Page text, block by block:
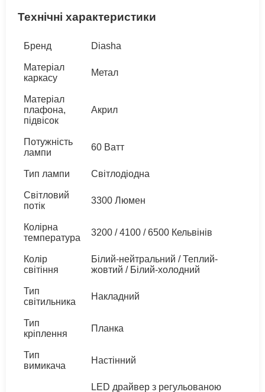
Технічні характеристики
Бренд Diasha
Матеріал
каркасу
Метал
Матеріал
плафона,
підвісок
Акрил
Потужність
лампи
60 Ватт
Тип лампи Світлодіодна
Світловий
потік
3300 Люмен
Колірна
температура
3200 / 4100 / 6500 Кельвінів
Колір
світіння
Білий-нейтральний / Теплий-
жовтий / Білий-холодний
Тип
світильника
Накладний
Тип
кріплення
Планка
Тип
вимикача
Настінний
LED драйвер з регульованою